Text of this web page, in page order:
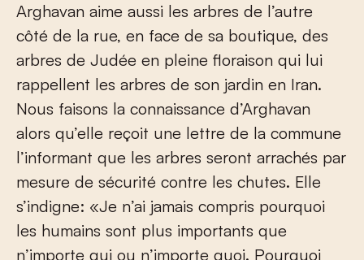
Arghavan aime aussi les arbres de l’autre
côté de la rue, en face de sa boutique, des
arbres de Judée en pleine floraison qui lui
rappellent les arbres de son jardin en Iran.
Nous faisons la connaissance d’Arghavan
alors qu’elle reçoit une lettre de la commune
l’informant que les arbres seront arrachés par
mesure de sécurité contre les chutes. Elle
s’indigne: «Je n’ai jamais compris pourquoi
les humains sont plus importants que
n’importe qui ou n’importe quoi. Pourquoi